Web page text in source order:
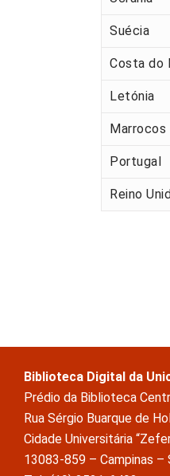
Suécia
Costa do
Letónia
Marrocos
Portugal
Reino
Biblioteca Digital da
Prédio da Biblioteca
Rua Sérgio Buarque de
Cidade Universitária
13083-859 – Campinas –